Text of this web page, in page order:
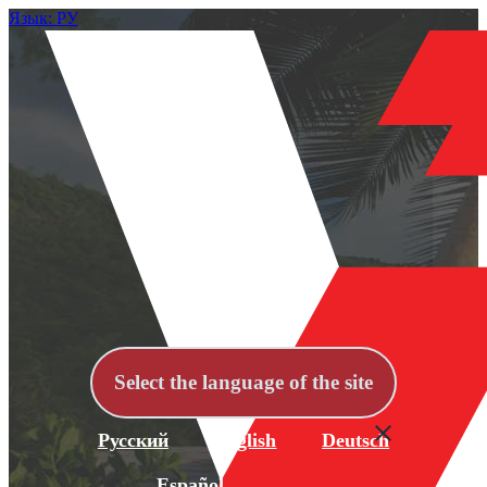
Язык: РУ
Select the language of the site
Русский English Deutsch